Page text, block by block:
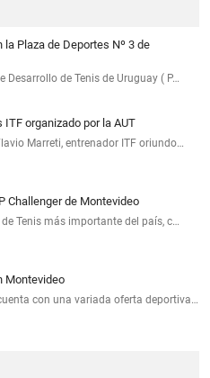
la Plaza de Deportes Nº 3 de
de Tenis de Uruguay ( P…
ITF organizado por la AUT
Marreti, entrenador ITF oriundo…
Challenger de Montevideo
Tenis más importante del país, c…
Montevideo
con una variada oferta deportiva…